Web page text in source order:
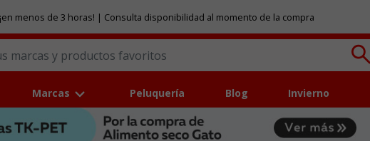
menos de 3 horas! | Consulta disponibilidad al momento de la compra
Marcas Peluquería Blog Invierno